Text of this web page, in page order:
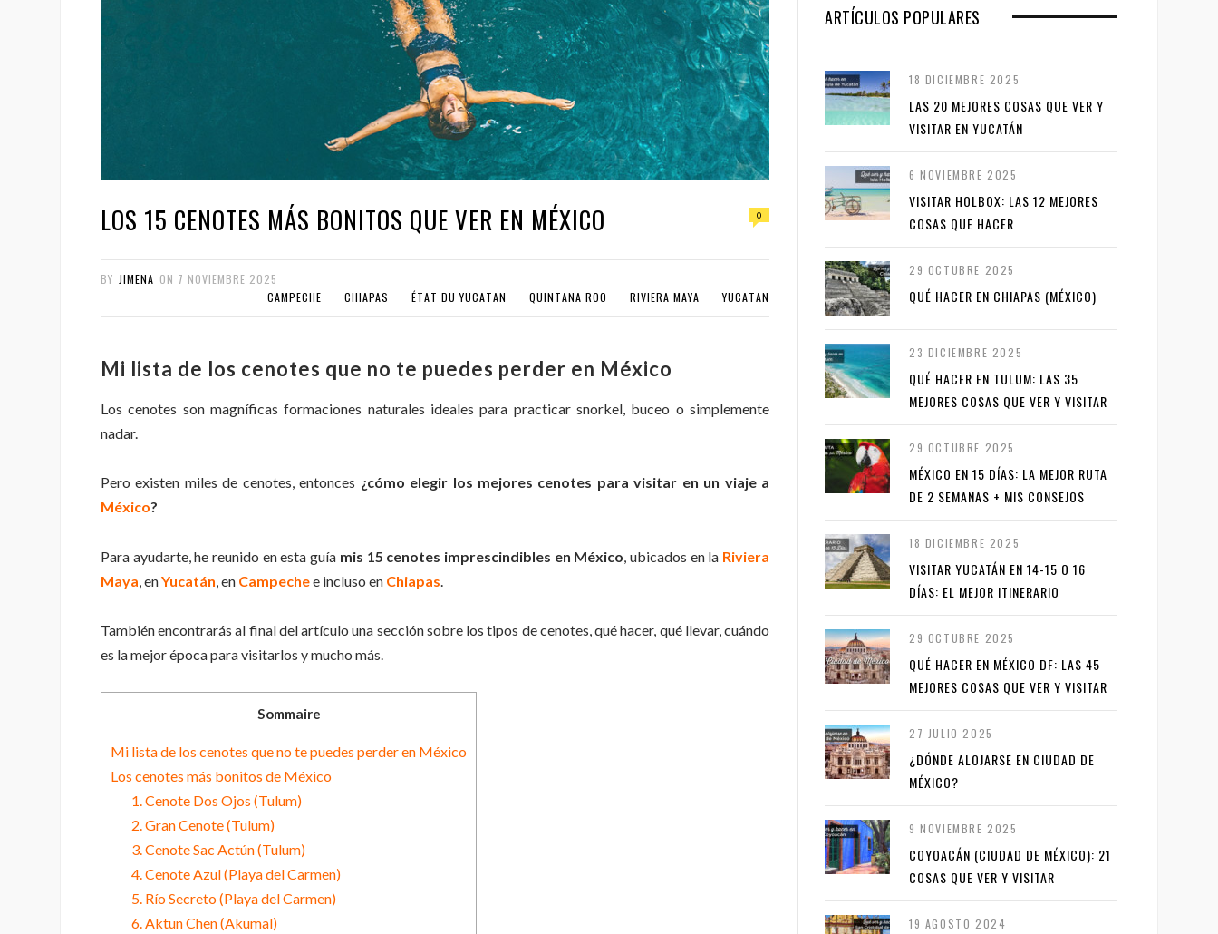
LOS 15 CENOTES MÁS BONITOS QUE VER EN MÉXICO 0
BY JIMENA ON 7 NOVIEMBRE 2025
CAMPECHE
CHIAPAS ÉTAT DU YUCATAN QUINTANA ROO RIVIERA MAYA YUCATAN
Mi lista de los cenotes que no te puedes perder en México
Los cenotes son magníficas formaciones naturales ideales para practicar snorkel, buceo o simplemente
nadar.
Pero existen miles de cenotes, entonces ¿cómo elegir los mejores cenotes para visitar en un viaje a
México?
Para ayudarte, he reunido en esta guía mis 15 cenotes imprescindibles en México , ubicados en la Riviera
Maya , enYucatán , en Campechee incluso en Chiapas
También encontrarás al final del artículo una sección sobre los tipos de cenotes, qué hacer, qué llevar, cuándo
es la mejor época para visitarlos y mucho más.
Sommaire
Mi lista de los cenotes que no te puedes perder en México
Los cenotes más bonitos de México
1. Cenote Dos Ojos (Tulum)
2. Gran Cenote (Tulum)
3. Cenote Sac Actún (Tulum)
4. Cenote Azul (Playa del Carmen)
5. Río Secreto (Playa del Carmen)
6. Aktun Chen (Akumal)
ARTÍCULOS POPULARES
18 DICIEMBRE 2025
LAS 20 MEJORES COSAS QUE VER Y
VISITAR EN YUCATÁN
6 NOVIEMBRE 2025
VISITAR HOLBOX: LAS 12 MEJORES
COSAS QUE HACER
29 OCTUBRE 2025
QUÉ HACER EN CHIAPAS (MÉXICO)
23 DICIEMBRE 2025
QUÉ HACER EN TULUM: LAS 35
MEJORES COSAS QUE VER Y VISITAR
29 OCTUBRE 2025
MÉXICO EN 15 DÍAS: LA MEJOR RUTA
DE 2 SEMANAS + MIS CONSEJOS
18 DICIEMBRE 2025
VISITAR YUCATÁN EN 14-15 O 16
DÍAS: EL MEJOR ITINERARIO
29 OCTUBRE 2025
QUÉ HACER EN MÉXICO DF: LAS 45
MEJORES COSAS QUE VER Y VISITAR
27 JULIO 2025
¿DÓNDE ALOJARSE EN CIUDAD DE
MÉXICO?
9 NOVIEMBRE 2025
COYOACÁN (CIUDAD DE MÉXICO): 21
COSAS QUE VER Y VISITAR
19 AGOSTO 2024